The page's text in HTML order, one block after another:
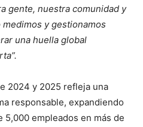
gente, nuestra comunidad y
y gestionamos
una huella global
2024 y 2025 refleja una
responsable, expandiendo
5,000 empleados en más de